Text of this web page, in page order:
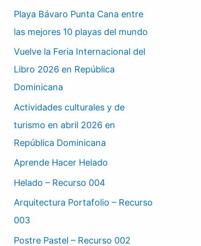
Playa Bávaro Punta Cana entre
las mejores 10 playas del mundo
Vuelve la Feria Internacional del
Libro 2026 en República
Dominicana
Actividades culturales y de
turismo en abril 2026 en
República Dominicana
Aprende Hacer Helado
Helado – Recurso 004
Arquitectura Portafolio – Recurso
003
Postre Pastel – Recurso 002